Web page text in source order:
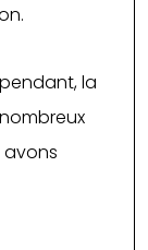
la
avons